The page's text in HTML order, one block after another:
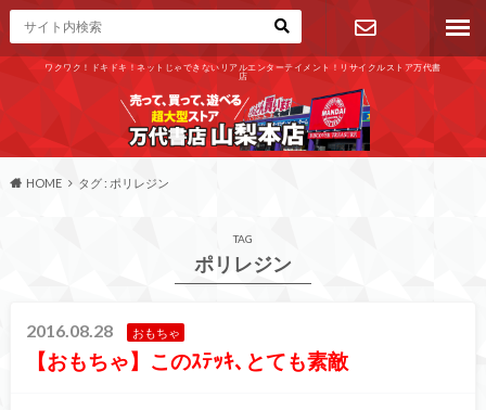
ワクワク！ドキドキ！ネットじゃできないリアルエンターテイメント！リサイクルストア万代書
店
お問い合わ
せ
HOME タグ : ポリレジン
TAG
ポリレジン
2016.08.28 おもちゃ
【おもちゃ】このｽﾃｯｷ､とても素敵